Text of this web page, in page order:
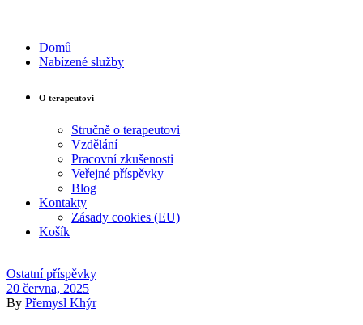
Domů
Nabízené služby
O terapeutovi
Stručně o terapeutovi
Vzdělání
Pracovní zkušenosti
Veřejné příspěvky
Blog
Kontakty
Zásady cookies (EU)
Košík
Ostatní příspěvky
20 června, 2025
By Přemysl Khýr